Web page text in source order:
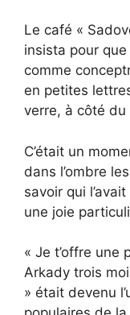
Le café «
insista pour que
comme
en petites
verre, à côté du
C’était un
dans l’ombre
savoir qui
une joie
« Je t’offre une
Arkady trois
» était devenu